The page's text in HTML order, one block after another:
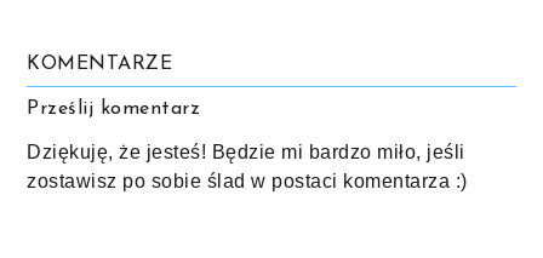
KOMENTARZE
Prześlij komentarz
Dziękuję, że jesteś! Będzie mi bardzo miło, jeśli
zostawisz po sobie ślad w postaci komentarza :)